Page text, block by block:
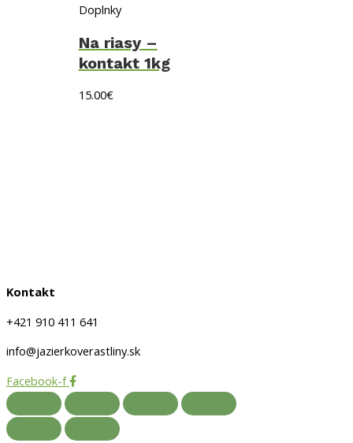
Doplnky
Na riasy –
kontakt 1kg
15.00€
Kontakt
+421 910 411 641
info@jazierkoverastliny.sk
Facebook-f